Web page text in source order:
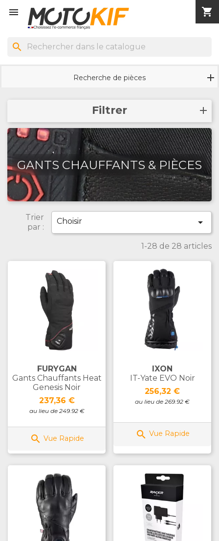
 shopping_cart
search
Recherche de pièces
Filtrer
GANTS CHAUFFANTS & PIÈCES
Trier
par :
Choisir 
1-28 de 28 articles
FURYGAN
Gants Chauffants Heat
Genesis Noir
Prix
237,36 €
au lieu de 249.92 €
 Vue Rapide
IXON
IT-Yate EVO Noir
Prix
256,32 €
au lieu de 269.92 €
 Vue Rapide